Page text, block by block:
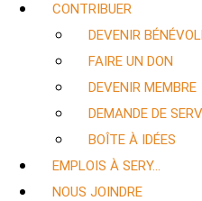
CONTRIBUER
DEVENIR
FAIRE UN DON
DEVENIR MEMBRE
DEMANDE DE
BOÎTE À IDÉES
EMPLOIS À SERY…
NOUS JOINDRE